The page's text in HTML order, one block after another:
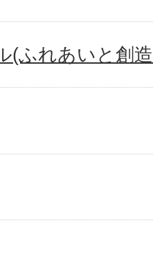
(ふれあいと創